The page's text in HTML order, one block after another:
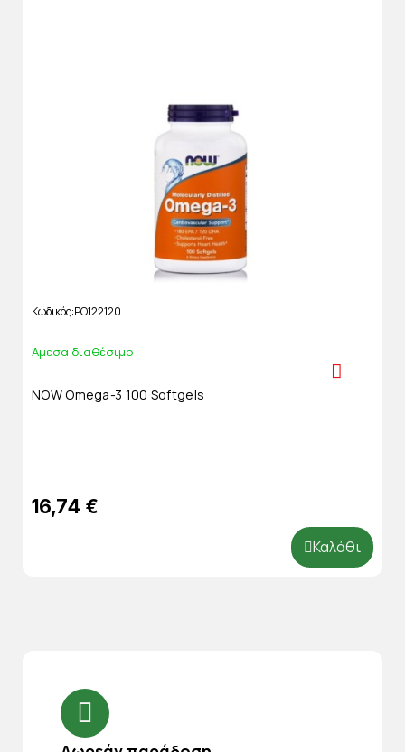
Κωδικός PO122120
Άμεσα διαθέσιμο
NOW Omega-3 100 Softgels
16,74 €
Καλάθι